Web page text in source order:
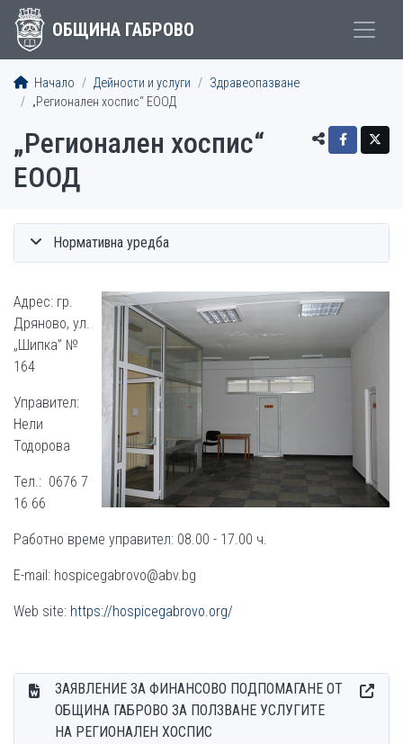
ОБЩИНА ГАБРОВО
Начало Дейности и услуги
Здравеопазване
„Регионален хоспис“ ЕООД
„Регионален хоспис“
ЕООД
Нормативна уредба
Адрес: гр.
Дряново, ул.
„Шипка” №
164
Управител:
Нели
Тодорова
Тел.: 0676 7
16 66
Работно време управител: 08.00 - 17.00 ч.
E-mail: hospicegabrovo@abv.bg
Web site: https://hospicegabrovo.org/
ЗАЯВЛЕНИЕ ЗА ФИНАНСОВО ПОДПОМАГАНЕ ОТ
ОБЩИНА ГАБРОВО ЗА ПОЛЗВАНЕ УСЛУГИТЕ
НА РЕГИОНАЛЕН ХОСПИС